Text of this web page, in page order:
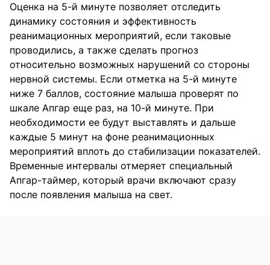
Оценка на 5-й минуте позволяет отследить
динамику состояния и эффективность
реанимационных мероприятий, если таковые
проводились, а также сделать прогноз
относительно возможных нарушений со стороны
нервной системы. Если отметка на 5-й минуте
ниже 7 баллов, состояние малыша проверят по
шкале Апгар еще раз, на 10-й минуте. При
необходимости ее будут выставлять и дальше
каждые 5 минут на фоне реанимационных
мероприятий вплоть до стабилизации показателей.
Временные интервалы отмеряет специальный
Апгар-таймер, который врачи включают сразу
после появления малыша на свет.